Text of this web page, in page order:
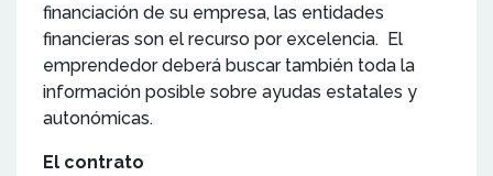
financiación de su empresa, las entidades
financieras son el recurso por excelencia. El
emprendedor deberá buscar también toda la
información posible sobre ayudas estatales y
autonómicas.
El contrato